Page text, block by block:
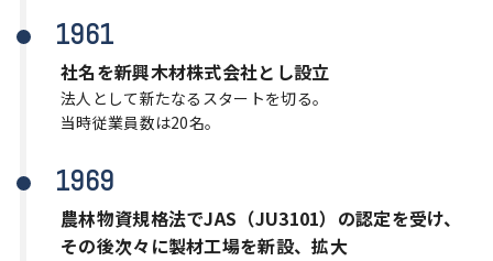
1961
社名を新興木材株式会社とし設立
法人として新たなるスタートを切る。
当時従業員数は20名。
1969
農林物資規格法でJAS（JU3101）の認定を受け、
その後次々に製材工場を新設、拡大